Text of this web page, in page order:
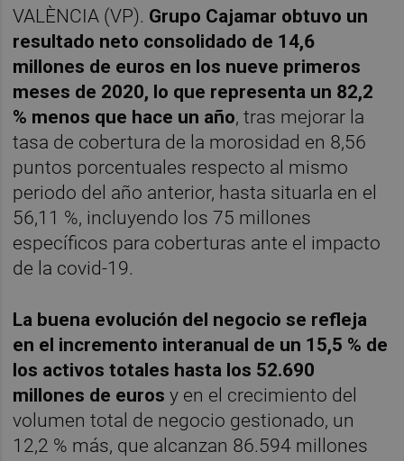
VALÈNCIA (VP). Grupo Cajamar obtuvo un
resultado neto consolidado de 14,6
millones de euros en los nueve primeros
meses de 2020, lo que representa un 82,2
% menos que hace un año, tras mejorar la
tasa de cobertura de la morosidad en 8,56
puntos porcentuales respecto al mismo
periodo del año anterior, hasta situarla en el
56,11 %, incluyendo los 75 millones
específicos para coberturas ante el impacto
de la covid-19.
La buena evolución del negocio se refleja
en el incremento interanual de un 15,5 % de
los activos totales hasta los 52.690
millones de euros y en el crecimiento del
volumen total de negocio gestionado, un
12,2 % más, que alcanzan 86.594 millones